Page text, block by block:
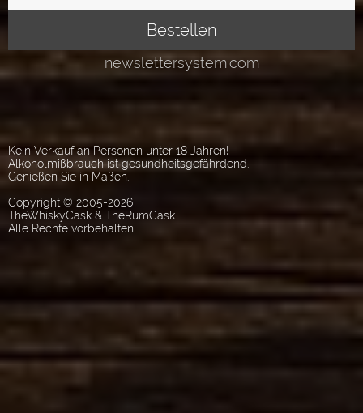
Kein Verkauf an Personen unter 18 Jahren!
Alkoholmißbrauch ist gesundheitsgefährdend.
Genießen Sie in Maßen.
Copyright © 2005-2026
TheWhiskyCask & TheRumCask
Alle Rechte vorbehalten.